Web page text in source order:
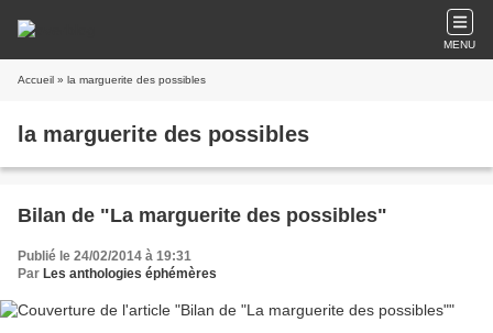
MENU
Accueil » la marguerite des possibles
la marguerite des possibles
Bilan de "La marguerite des possibles"
Publié le 24/02/2014 à 19:31
Par Les anthologies éphémères